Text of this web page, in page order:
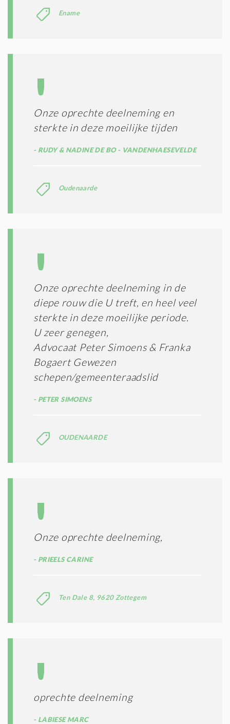
Ename
Onze oprechte deelneming en
sterkte in deze moeilijke tijden
RUDY & NADINE DE BO - VANDENHAESEVELDE
Oudenaarde
Onze oprechte deelneming in de
diepe rouw die U treft, en heel veel
sterkte in deze moeilijke periode.
U zeer genegen,
Advocaat Peter Simoens & Franka
Bogaert Gewezen
schepen/gemeenteraadslid
PETER SIMOENS
OUDENAARDE
Onze oprechte deelneming,
PRIEELS CARINE
Ten Dale 8, 9620 Zottegem
oprechte deelneming
LABIESE MARC